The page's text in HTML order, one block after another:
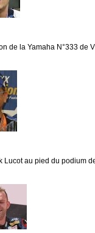
de la Yamaha N°333 de
Lucot au pied du podium